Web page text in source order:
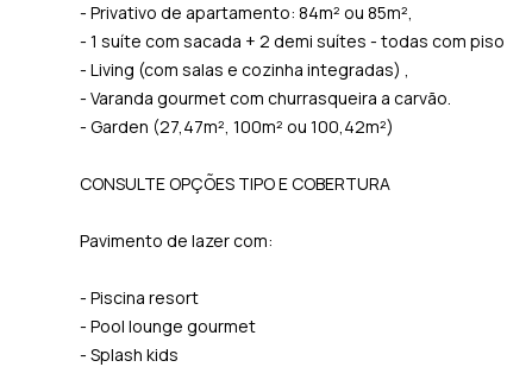
- Privativo de apartamento: 84m² ou 85m²,
- 1 suíte com sacada + 2 demi suítes - todas com piso
- Living (com salas e cozinha integradas) ,
- Varanda gourmet com churrasqueira a carvão.
- Garden (27,47m², 100m² ou 100,42m²)
CONSULTE OPÇÕES TIPO E COBERTURA
Pavimento de lazer com:
- Piscina resort
- Pool lounge gourmet
- Splash kids